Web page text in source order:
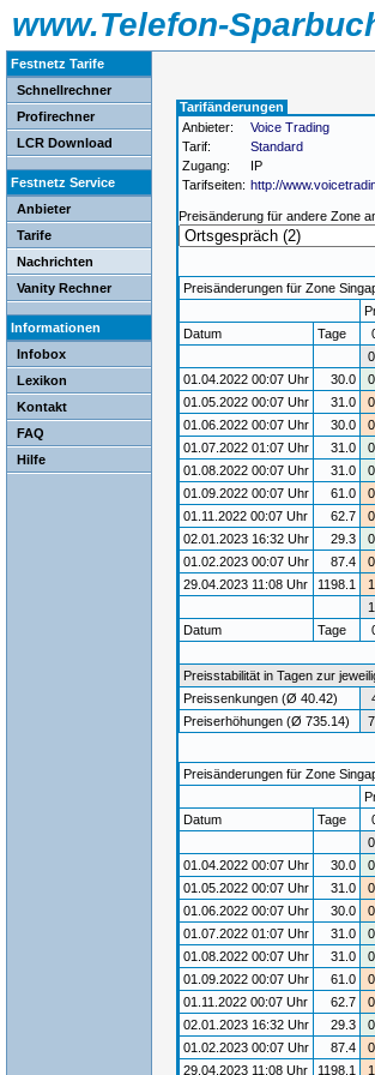
www.Telefon-
Festnetz Tarife
Schnellrechner
Profirechner
LCR Download
Festnetz Service
Anbieter
Tarife
Nachrichten
Vanity Rechner
Informationen
Infobox
Lexikon
Kontakt
FAQ
Hilfe
Tarifänderungen
Anbieter:
Voice Trading
Tarif:
Standard
Zugang:
IP
Tarifseiten: http://
Preisänderung für andere Zone
Preisänderungen für Zone
Datum
Tage
01.04.2022 00:07 Uhr
30.0
01.05.2022 00:07 Uhr
31.0
01.06.2022 00:07 Uhr
30.0
01.07.2022 01:07 Uhr
31.0
01.08.2022 00:07 Uhr
31.0
01.09.2022 00:07 Uhr
61.0
01.11.2022 00:07 Uhr
62.7
02.01.2023 16:32 Uhr
29.3
01.02.2023 00:07 Uhr
87.4
29.04.2023 11:08 Uhr
1198.1
Datum
Tage
Preisstabilität in Tagen zur
Preissenkungen (Ø 40.42)
Preiserhöhungen (Ø 735.14)
Preisänderungen für Zone
Datum
Tage
01.04.2022 00:07 Uhr
30.0
01.05.2022 00:07 Uhr
31.0
01.06.2022 00:07 Uhr
30.0
01.07.2022 01:07 Uhr
31.0
01.08.2022 00:07 Uhr
31.0
01.09.2022 00:07 Uhr
61.0
01.11.2022 00:07 Uhr
62.7
02.01.2023 16:32 Uhr
29.3
01.02.2023 00:07 Uhr
87.4
29.04.2023 11:08 Uhr
1198.1